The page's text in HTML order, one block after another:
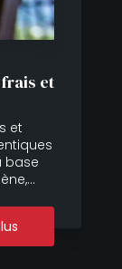
et
et
base